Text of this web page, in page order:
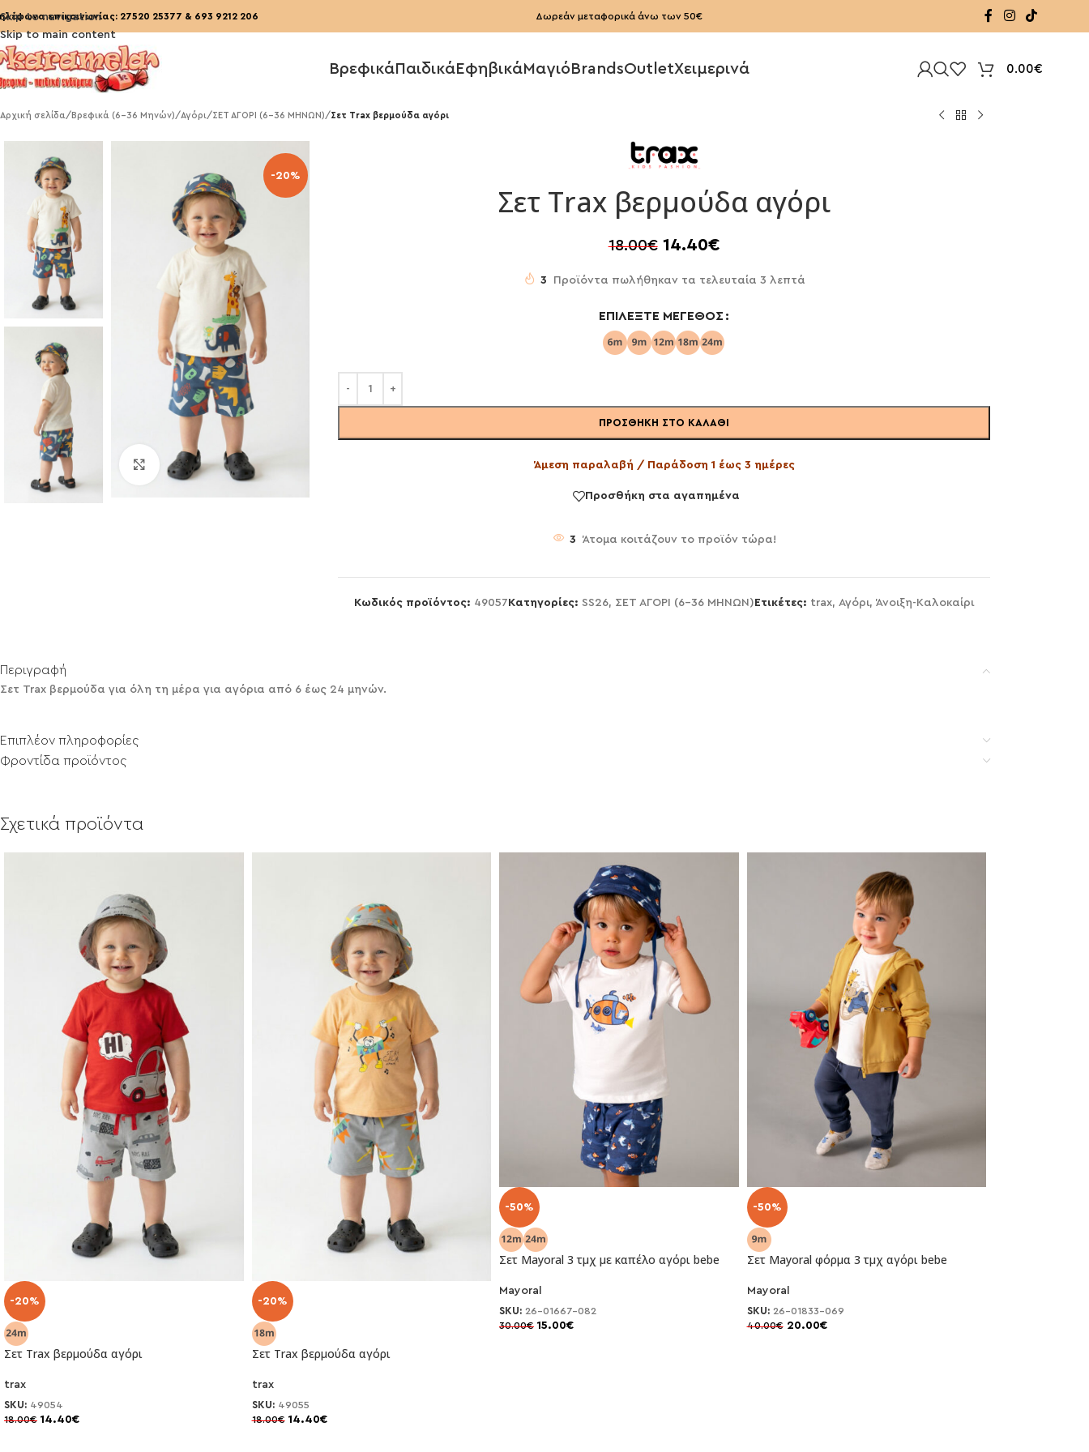
Skip to navigation
Skip to main content
επικοινωνίας: 27520 25377 & 693 9212 206 Δωρεάν μεταφορικά άνω των 50€
Βρεφικά Παιδικά ΕφηβικάΜαγιό BrandsOutletΧειμερινά 0.00€
Αρχική σελίδα/ Βρεφικά (6-36 Μηνών)/Αγόρι/ΣΕΤ ΑΓΟΡΙ (6-36 ΜΗΝΩΝ)/Σετ Trax βερμούδα αγόρι
-20%
Click to enlarge
Σετ Trax βερμούδα αγόρι
18.00€ 14.40€
3 Προϊόντα πωλήθηκαν τα τελευταία 3 λεπτά
ΕΠΙΛΈΞΤΕ ΜΈΓΕΘΟΣ
ΠΡΟΣΘΉΚΗ ΣΤΟ ΚΑΛΆΘΙ
Άμεση παραλαβή / Παράδοση 1 έως 3 ημέρες
Προσθήκη στα αγαπημένα
3 Άτομα κοιτάζουν το προϊόν τώρα!
Κωδικός προϊόντος: 49057Κατηγορίες: SS26, ΣΕΤ ΑΓΟΡΙ (6-36 ΜΗΝΩΝ)Ετικέτες: trax, Αγόρι, Άνοιξη-Καλοκαίρι
Περιγραφή
Σετ Trax βερμούδα για όλη τη μέρα για αγόρια από 6 έως 24 μηνών.
Επιπλέον πληροφορίες
Φροντίδα προϊόντος
Σχετικά προϊόντα
-20%
Σετ Trax βερμούδα αγόρι
trax
SKU: 49054
18.00€ 14.40€
-20%
Σετ Trax βερμούδα αγόρι
trax
SKU: 49055
18.00€ 14.40€
-50%
Σετ Mayoral 3 τμχ με καπέλο αγόρι bebe
Mayoral
SKU: 26-01667-082
30.00€ 15.00€
-50%
Σετ Mayoral φόρμα 3 τμχ αγόρι bebe
Mayoral
SKU: 26-01833-069
40.00€ 20.00€